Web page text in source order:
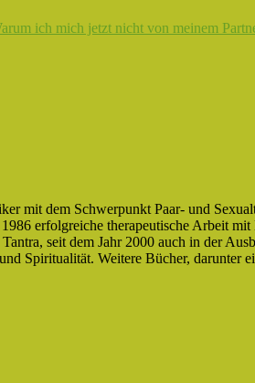
ich mich jetzt nicht von meinem
mit dem Schwerpunkt Paar- und
erfolgreiche therapeutische Arbeit
seit dem Jahr 2000 auch in der
Spiritualität. Weitere Bücher, darunter